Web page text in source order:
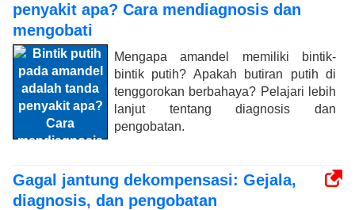
penyakit apa? Cara mendiagnosis dan
mengobati
Mengapa amandel memiliki bintik-
bintik putih? Apakah butiran putih di
tenggorokan berbahaya? Pelajari lebih
lanjut tentang diagnosis dan
pengobatan.
Gagal jantung dekompensasi: Gejala,
diagnosis, dan pengobatan